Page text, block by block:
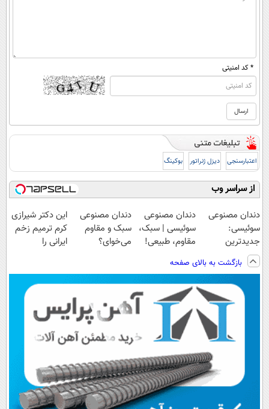
* کد امنیتی
اعتبارسنجی دیزل ژنراتور بوکینگ
از سراسر وب
دندان مصنوعی
سوئیسی:
جدیدترین
فناوری اروپا،
سبک و مقاوم |
پرداخت قسطی
دندان مصنوعی
سوئیسی | سبک،
مقاوم، طبیعی!
رایگان+پرداخت
اقساطی😍
دندان مصنوعی
سبک و مقاوم
می‌خوای؟
📍تهران
این دکتر شیرازی
کرم ترمیم زخم
ایرانی را
بازگشت به بالای صفحه